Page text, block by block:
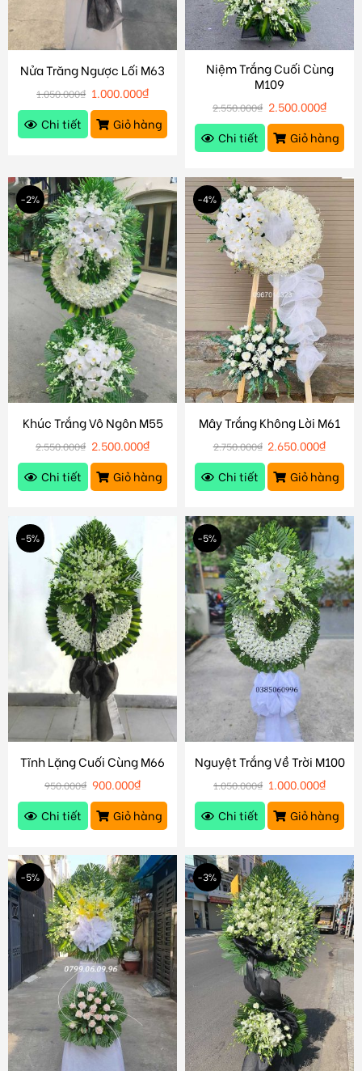
Nửa Trăng Ngược Lối M63
1.050.000₫ 1.000.000₫
Chi tiết
Giỏ hàng
Niệm Trắng Cuối Cùng
M109
2.550.000₫ 2.500.000₫
Chi tiết
Giỏ hàng
-2%
Khúc Trắng Vô Ngôn M55
2.550.000₫ 2.500.000₫
Chi tiết
Giỏ hàng
-4%
Mây Trắng Không Lời M61
2.750.000₫ 2.650.000₫
Chi tiết
Giỏ hàng
-5%
Tĩnh Lặng Cuối Cùng M66
950.000₫ 900.000₫
Chi tiết
Giỏ hàng
-5%
Nguyệt Trắng Về Trời M100
1.050.000₫ 1.000.000₫
Chi tiết
Giỏ hàng
-5% -3%